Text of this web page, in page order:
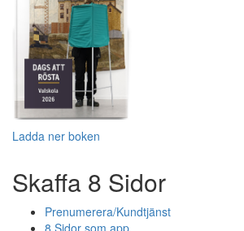
Ladda ner boken
Skaffa 8 Sidor
Prenumerera/Kundtjänst